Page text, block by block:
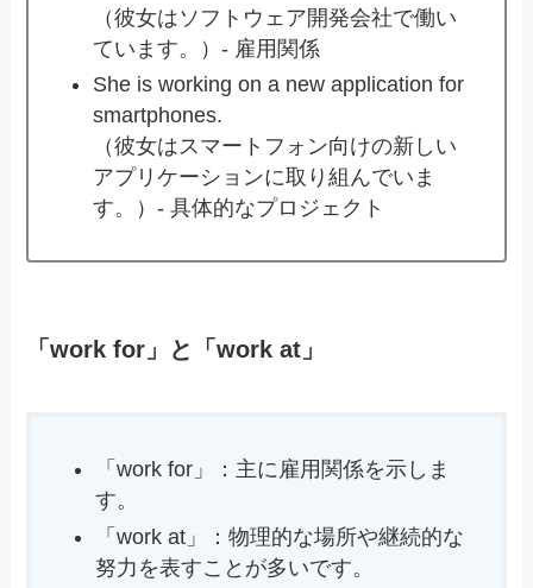
（彼女はソフトウェア開発会社で働い
ています。）- 雇用関係
She is working on a new application for
smartphones.
（彼女はスマートフォン向けの新しい
アプリケーションに取り組んでいま
す。）- 具体的なプロジェクト
「work for」と「work at」
「work for」：主に雇用関係を示しま
す。
「work at」：物理的な場所や継続的な
努力を表すことが多いです。